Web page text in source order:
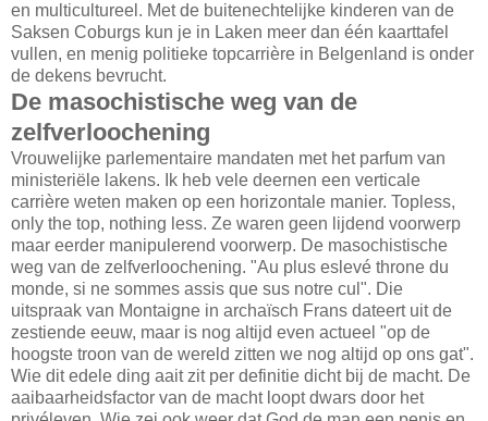
en multicultureel. Met de buitenechtelijke kinderen van de
Saksen Coburgs kun je in Laken meer dan één kaarttafel
vullen, en menig politieke topcarrière in Belgenland is onder
de dekens bevrucht.
De masochistische weg van de
zelfverloochening
Vrouwelijke parlementaire mandaten met het parfum van
ministeriële lakens. Ik heb vele deernen een verticale
carrière weten maken op een horizontale manier. Topless,
only the top, nothing less. Ze waren geen lijdend voorwerp
maar eerder manipulerend voorwerp. De masochistische
weg van de zelfverloochening. "Au plus eslevé throne du
monde, si ne sommes assis que sus notre cul". Die
uitspraak van Montaigne in archaïsch Frans dateert uit de
zestiende eeuw, maar is nog altijd even actueel "op de
hoogste troon van de wereld zitten we nog altijd op ons gat".
Wie dit edele ding aait zit per definitie dicht bij de macht. De
aaibaarheidsfactor van de macht loopt dwars door het